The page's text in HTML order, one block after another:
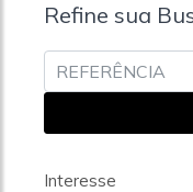
Refine sua
Interesse